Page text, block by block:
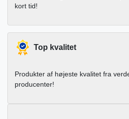
kort tid!
Top kvalitet
Produkter af højeste kvalitet fra
producenter!